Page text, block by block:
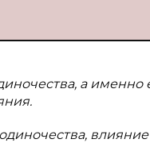
а именно
влияние